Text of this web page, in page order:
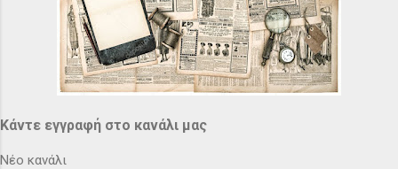
Κάντε εγγραφή στο κανάλι μας
Νέο κανάλι